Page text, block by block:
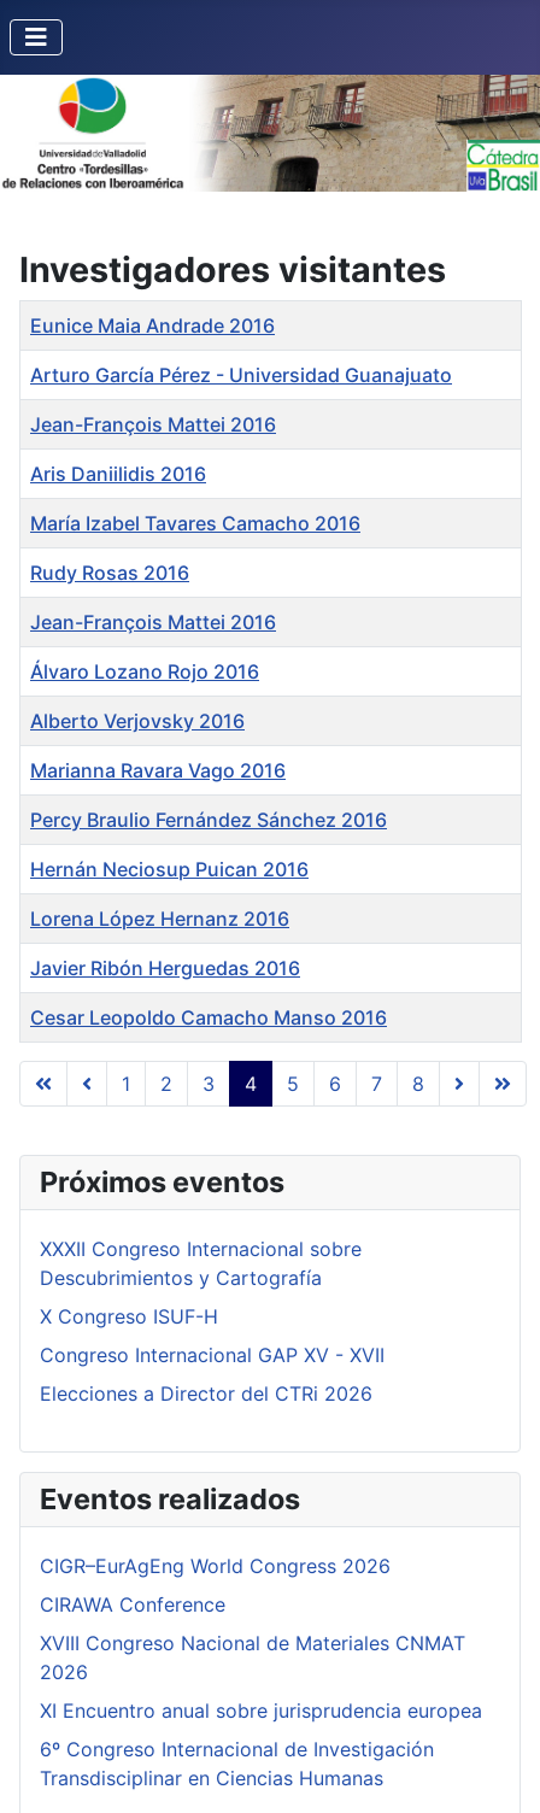
Investigadores visitantes
Tabla de artículos
Título
Eunice Maia Andrade 2016
Arturo García Pérez - Universidad Guanajuato
Jean-François Mattei 2016
Aris Daniilidis 2016
María Izabel Tavares Camacho 2016
Rudy Rosas 2016
Jean-François Mattei 2016
Álvaro Lozano Rojo 2016
Alberto Verjovsky 2016
Marianna Ravara Vago 2016
Percy Braulio Fernández Sánchez 2016
Hernán Neciosup Puican 2016
Lorena López Hernanz 2016
Javier Ribón Herguedas 2016
Cesar Leopoldo Camacho Manso 2016
Página 4 de 8
1 2 3 4 5 6 7 8
Próximos eventos
XXXII Congreso Internacional sobre
Descubrimientos y Cartografía
X Congreso ISUF-H
Congreso Internacional GAP XV - XVII
Elecciones a Director del CTRi 2026
Eventos realizados
CIGR–EurAgEng World Congress 2026
CIRAWA Conference
XVIII Congreso Nacional de Materiales CNMAT
2026
XI Encuentro anual sobre jurisprudencia europea
6º Congreso Internacional de Investigación
Transdisciplinar en Ciencias Humanas